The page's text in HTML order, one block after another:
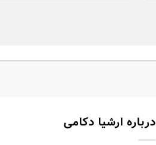
درباره ارشیا دکامی